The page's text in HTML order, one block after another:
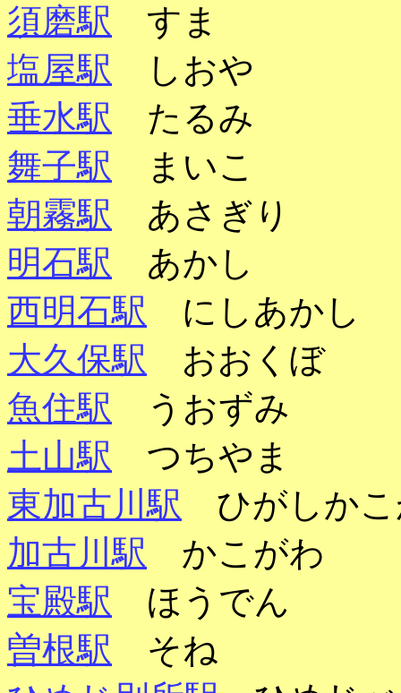
須磨駅 すま
塩屋駅 しおや
垂水駅 たるみ
舞子駅 まいこ
朝霧駅 あさぎり
明石駅 あかし
西明石駅 にしあかし
大久保駅 おおくぼ
魚住駅 うおずみ
土山駅 つちやま
東加古川駅 ひがしかこ
加古川駅 かこがわ
宝殿駅 ほうでん
曽根駅 そね